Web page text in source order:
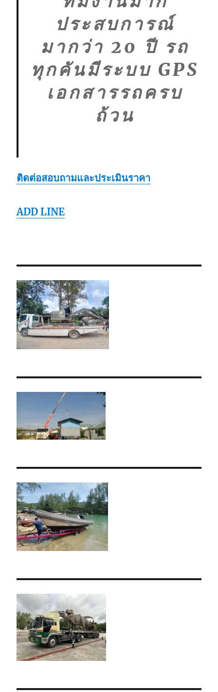
ประสบการณ์
มากว่า 20 ปี รถ
ทุกคันมีระบบ GPS
เอกสารรถครบ
ถ้วน
ติดต่อสอบถามและประเมินราคา
ADD LINE